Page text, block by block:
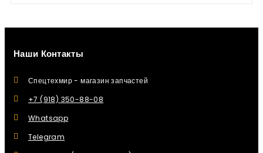
Наши Контакты
Спецтехмир - магазин запчастей
+7 (918) 350-88-08
Whatsapp
Telegram